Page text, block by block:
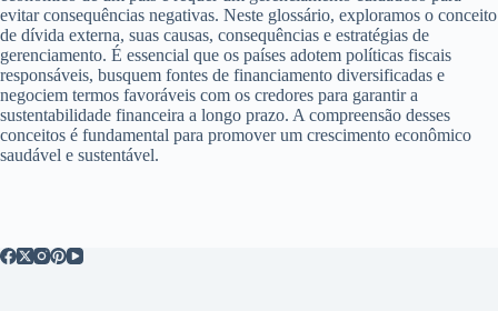
evitar consequências negativas. Neste glossário, exploramos o conceito
de dívida externa, suas causas, consequências e estratégias de
gerenciamento. É essencial que os países adotem políticas fiscais
responsáveis, busquem fontes de financiamento diversificadas e
negociem termos favoráveis ​​com os credores para garantir a
sustentabilidade financeira a longo prazo. A compreensão desses
conceitos é fundamental para promover um crescimento econômico
saudável e sustentável.